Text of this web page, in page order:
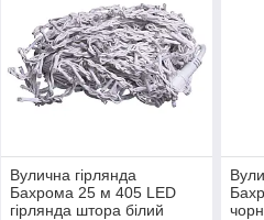
Вулична гірлянда
Бахрома 25 м 405 LED
гірлянда штора білий